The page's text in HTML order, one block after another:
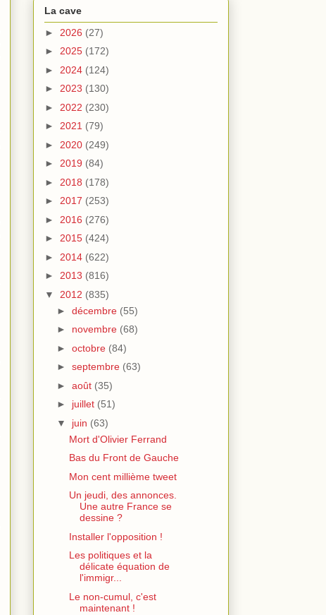
La cave
► 2026 (27)
► 2025 (172)
► 2024 (124)
► 2023 (130)
► 2022 (230)
► 2021 (79)
► 2020 (249)
► 2019 (84)
► 2018 (178)
► 2017 (253)
► 2016 (276)
► 2015 (424)
► 2014 (622)
► 2013 (816)
▼ 2012 (835)
► décembre (55)
► novembre (68)
► octobre (84)
► septembre (63)
► août (35)
► juillet (51)
▼ juin (63)
Mort d'Olivier Ferrand
Bas du Front de Gauche
Mon cent millième tweet
Un jeudi, des annonces.
Une autre France se
dessine ?
Installer l'opposition !
Les politiques et la
délicate équation de
l'immigr...
Le non-cumul, c'est
maintenant !